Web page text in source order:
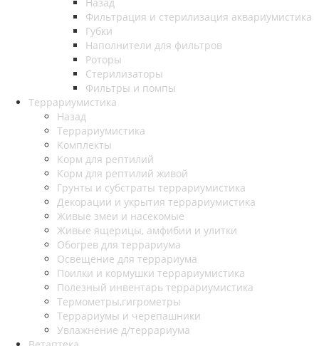
Фильтрация и стерилизация аквариумистика
Губки
Наполнители для фильтров
Роторы
Стерилизаторы
Фильтры и помпы
Террариумистика
Назад
Террариумистика
Комплекты
Корм для рептилий
Корм для рептилий живой
Грунты и субстраты террариумистика
Декорации и укрытия террариумистика
Живые змеи и насекомые
Живые ящерицы, амфибии и улитки
Обогрев для террариума
Освещение для террариума
Поилки и кормушки террариумистика
Полезный инвентарь террариумистика
Термометры,гигрометры
Террариумы и черепашники
Увлажнение д/террариума